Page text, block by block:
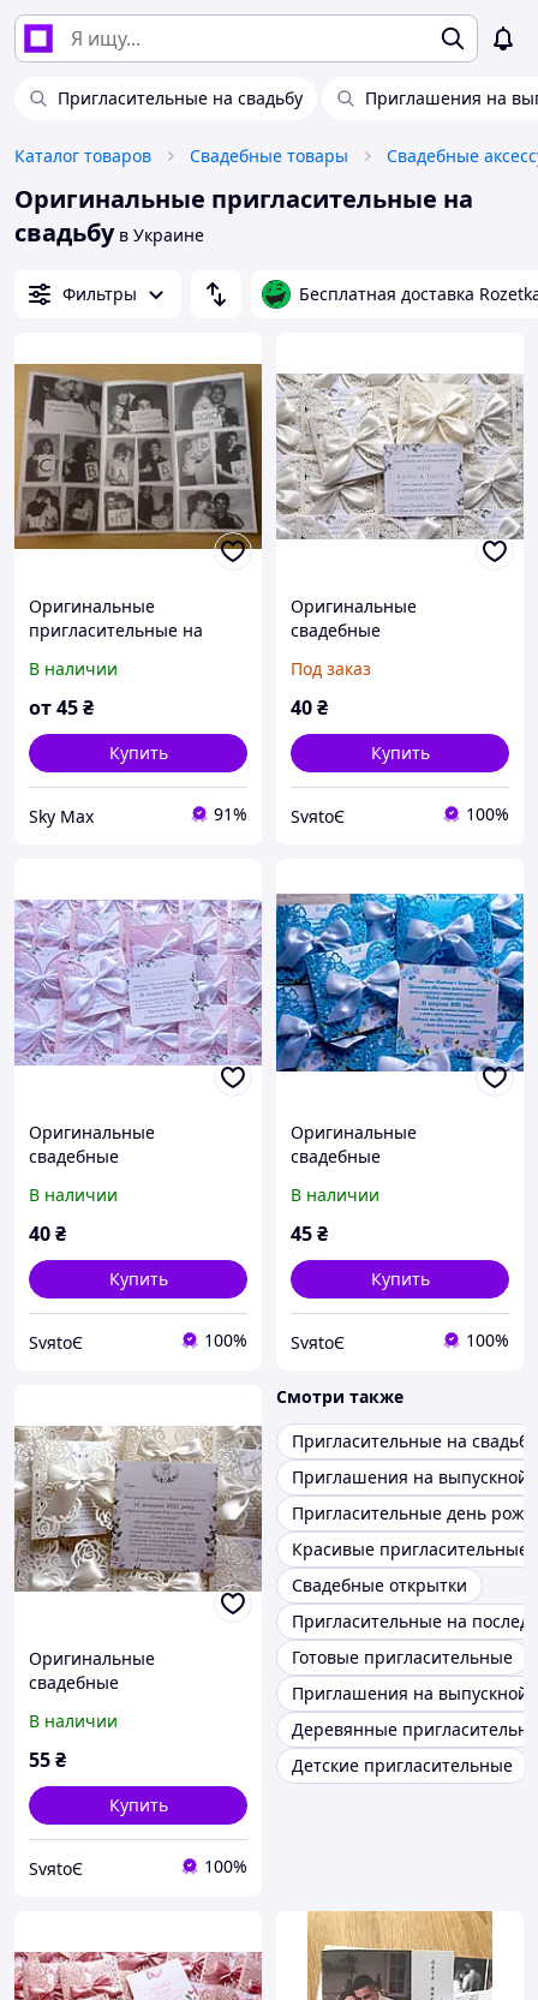
Пригласительные на свадьбу Приглашения на
Каталог товаров Свадебные товары Свадебные
Оригинальные пригласительные на
свадьбув Украине
Фильтры Бесплатная доставка
Оригинальные
пригласительные на
В наличии
от45₴
Купить
Sky Max 91%
Оригинальные
свадебные
приглашение на свадьбу
ручной работы ажурные
Под заказ
40₴
Купить
SvяtoЄ 100%
Оригинальные
свадебные
приглашение на свадьбу
ручной работы ажурные
В наличии
40₴
Купить
SvяtoЄ 100%
Оригинальные
свадебные
приглашение на свадьбу
ручной работы ажурные
В наличии
45₴
Купить
SvяtoЄ 100%
Оригинальные
свадебные
приглашение на свадьбу
ручной работы ажурные
В наличии
55₴
Купить
SvяtoЄ 100%
Смотри также
Пригласительные на свадьбу
Приглашения на выпускной
Пригласительные день
Красивые пригласительные
Свадебные открытки
Пригласительные на
Готовые пригласительные
Приглашения на выпускной
Деревянные
Детские пригласительные